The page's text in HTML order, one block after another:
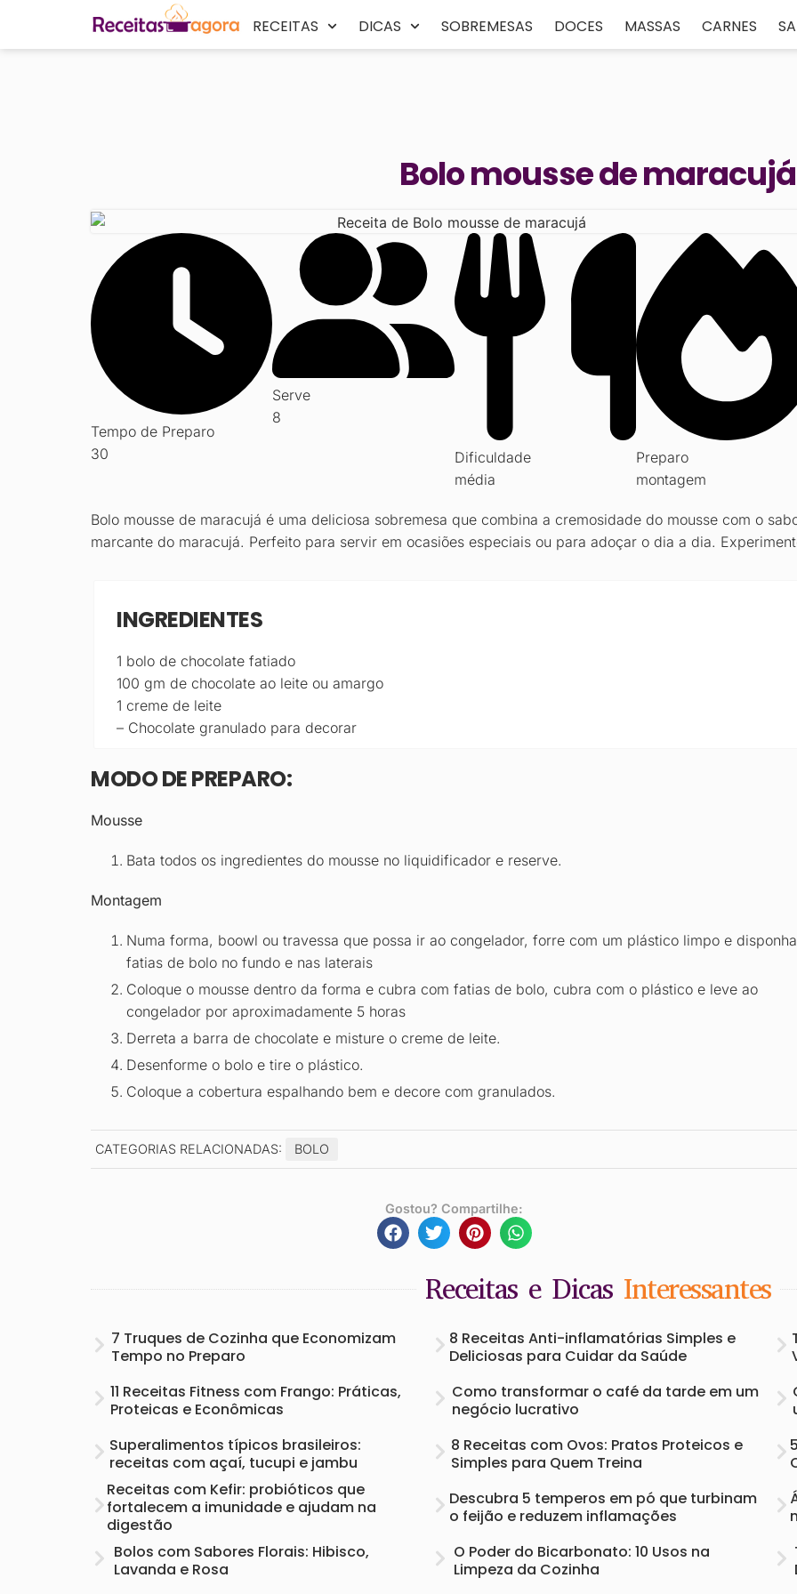
RECEITAS DICAS SOBREMESAS DOCES MASSAS CARNES
Bolo mousse de maracujá
Tempo de Preparo
30
Serve
8
Dificuldade
média
Preparo
montagem
Bolo mousse de maracujá é uma deliciosa sobremesa que combina a cremosidade do mousse com o
marcante do maracujá. Perfeito para servir em ocasiões especiais ou para adoçar o dia a dia.
INGREDIENTES
1 bolo de chocolate fatiado
100 gm de chocolate ao leite ou amargo
1 creme de leite
– Chocolate granulado para decorar
MODO DE PREPARO:
Mousse
Bata todos os ingredientes do mousse no liquidificador e reserve.
Montagem
Numa forma, boowl ou travessa que possa ir ao congelador, forre com um plástico limpo e
fatias de bolo no fundo e nas laterais
Coloque o mousse dentro da forma e cubra com fatias de bolo, cubra com o plástico e leve ao
congelador por aproximadamente 5 horas
Derreta a barra de chocolate e misture o creme de leite.
Desenforme o bolo e tire o plástico.
Coloque a cobertura espalhando bem e decore com granulados.
CATEGORIAS RELACIONADAS: BOLO
Gostou? Compartilhe:
Receitas e Dicas Interessantes
7 Truques de Cozinha que Economizam
Tempo no Preparo
8 Receitas Anti-inflamatórias Simples e
Deliciosas para Cuidar da Saúde
11 Receitas Fitness com Frango: Práticas,
Proteicas e Econômicas
Como transformar o café da tarde em um
negócio lucrativo
Superalimentos típicos brasileiros:
receitas com açaí, tucupi e jambu
8 Receitas com Ovos: Pratos Proteicos e
Simples para Quem Treina
Receitas com Kefir: probióticos que
fortalecem a imunidade e ajudam na
digestão
Descubra 5 temperos em pó que turbinam
o feijão e reduzem inflamações
Bolos com Sabores Florais: Hibisco,
Lavanda e Rosa
O Poder do Bicarbonato: 10 Usos na
Limpeza da Cozinha